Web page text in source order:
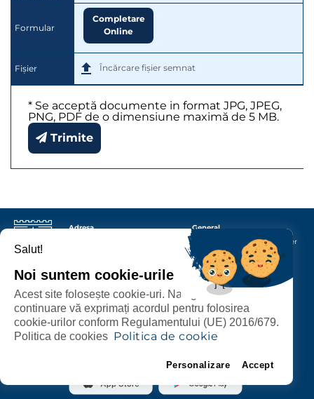
Formular
Completare
Online
Fișier Încărcare fișier semnat
* Se acceptă documente in format JPG, JPEG,
PNG, PDF de o dimensiune maximă de 5 MB.
Trimite
Adresa
General
Protecția datelor cu caracter
personal
Termeni și condiții
Contact
Urmăriți-ne Un proiect dezvoltat de
Salut!
Noi suntem cookie-urile
Acest site folosește cookie-uri. Navigând în
continuare vă exprimați acordul pentru folosirea
cookie-urilor conform Regulamentului (UE) 2016/679.
Politica de cookies Politica de cookie
Personalizare Accept